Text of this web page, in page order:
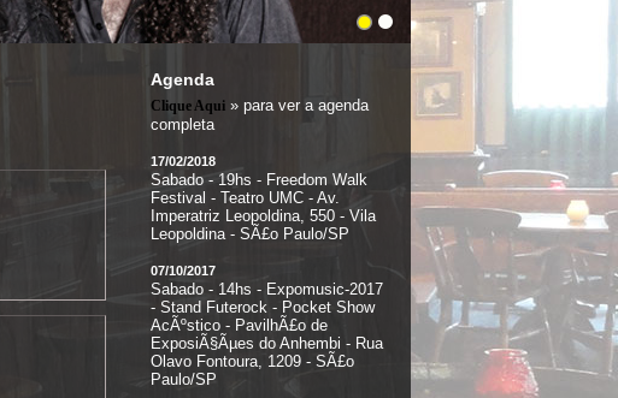
Agenda
Clique Aqui » para ver a agenda
completa
17/02/2018
Sabado - 19hs - Freedom Walk
Festival - Teatro UMC - Av.
Imperatriz Leopoldina, 550 - Vila
Leopoldina - SÃ£o Paulo/SP
07/10/2017
Sabado - 14hs - Expomusic-2017
- Stand Futerock - Pocket Show
AcÃºstico - PavilhÃ£o de
ExposiÃ§Ãµes do Anhembi - Rua
Olavo Fontoura, 1209 - SÃ£o
Paulo/SP